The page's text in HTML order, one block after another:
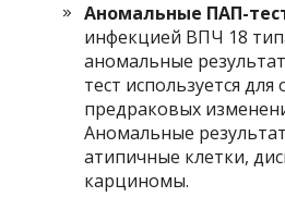
Аномальные ПАП-
инфекцией ВПЧ 18
аномальные
тест используется
предраковых
Аномальные
атипичные клетки,
карциномы.